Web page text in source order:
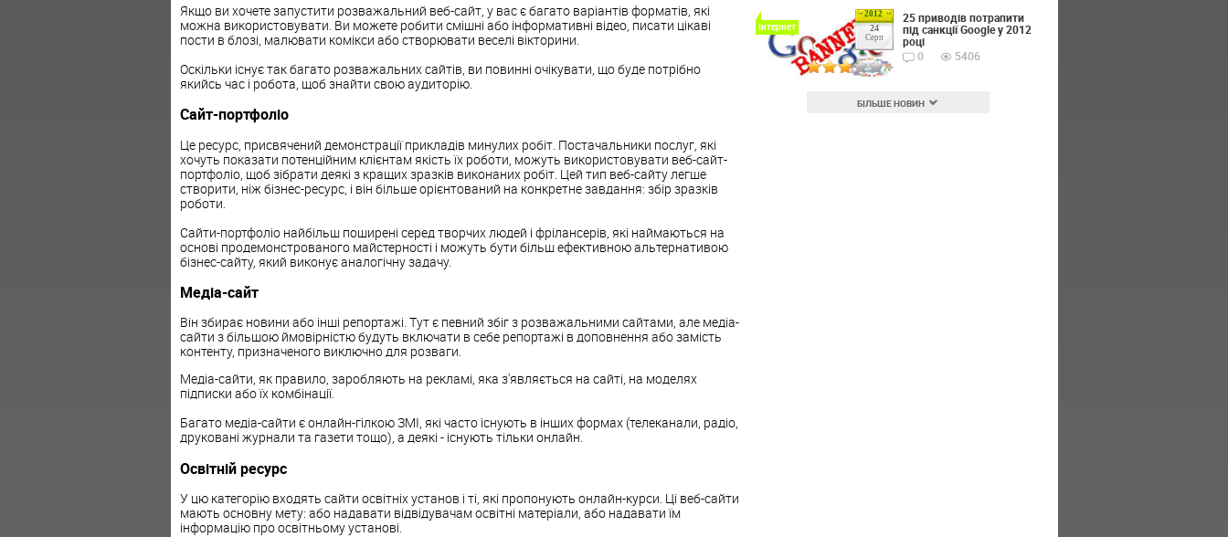
Якщо ви хочете запустити розважальний веб-сайт, у вас є багато варіантів форматів, які
можна використовувати. Ви можете робити смішні або інформативні відео, писати цікаві
пости в блозі, малювати комікси або створювати веселі вікторини.
Оскільки існує так багато розважальних сайтів, ви повинні очікувати, що буде потрібно
якийсь час і робота, щоб знайти свою аудиторію.
Сайт-портфоліо
Це ресурс, присвячений демонстрації прикладів минулих робіт. Постачальники послуг, які
хочуть показати потенційним клієнтам якість їх роботи, можуть використовувати веб-сайт-
портфоліо, щоб зібрати деякі з кращих зразків виконаних робіт. Цей тип веб-сайту легше
створити, ніж бізнес-ресурс, і він більше орієнтований на конкретне завдання: збір зразків
роботи.
Сайти-портфоліо найбільш поширені серед творчих людей і фрілансерів, які наймаються на
основі продемонстрованого майстерності і можуть бути більш ефективною альтернативою
бізнес-сайту, який виконує аналогічну задачу.
Медіа-сайт
Він збирає новини або інші репортажі. Тут є певний збіг з розважальними сайтами, але медіа-
сайти з більшою ймовірністю будуть включати в себе репортажі в доповнення або замість
контенту, призначеного виключно для розваги.
Медіа-сайти, як правило, заробляють на рекламі, яка з'являється на сайті, на моделях
підписки або їх комбінації.
Багато медіа-сайти є онлайн-гілкою ЗМІ, які часто існують в інших формах (телеканали, радіо,
друковані журнали та газети тощо), а деякі - існують тільки онлайн.
Освітній ресурс
У цю категорію входять сайти освітніх установ і ті, які пропонують онлайн-курси. Ці веб-сайти
мають основну мету: або надавати відвідувачам освітні матеріали, або надавати їм
інформацію про освітньому установі.
2012
24
Серп
Інтернет
25 приводів потрапити
під санкції Google у 2012
році
0
5406
БІЛЬШЕ НОВИН